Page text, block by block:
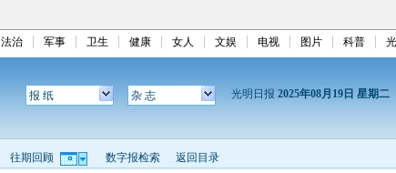
法治 军事 卫生 健康 女人 文娱 电视 图片 科普
报 纸 杂 志 光明日报 2025年08月19日 星期二
往期回顾 数字报检索 返回目录